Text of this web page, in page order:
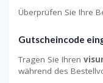
Überprüfen Sie Ihre
Gutscheincode
Tragen Sie Ihren
während des